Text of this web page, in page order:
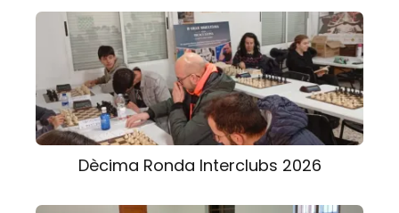
Dècima Ronda Interclubs 2026